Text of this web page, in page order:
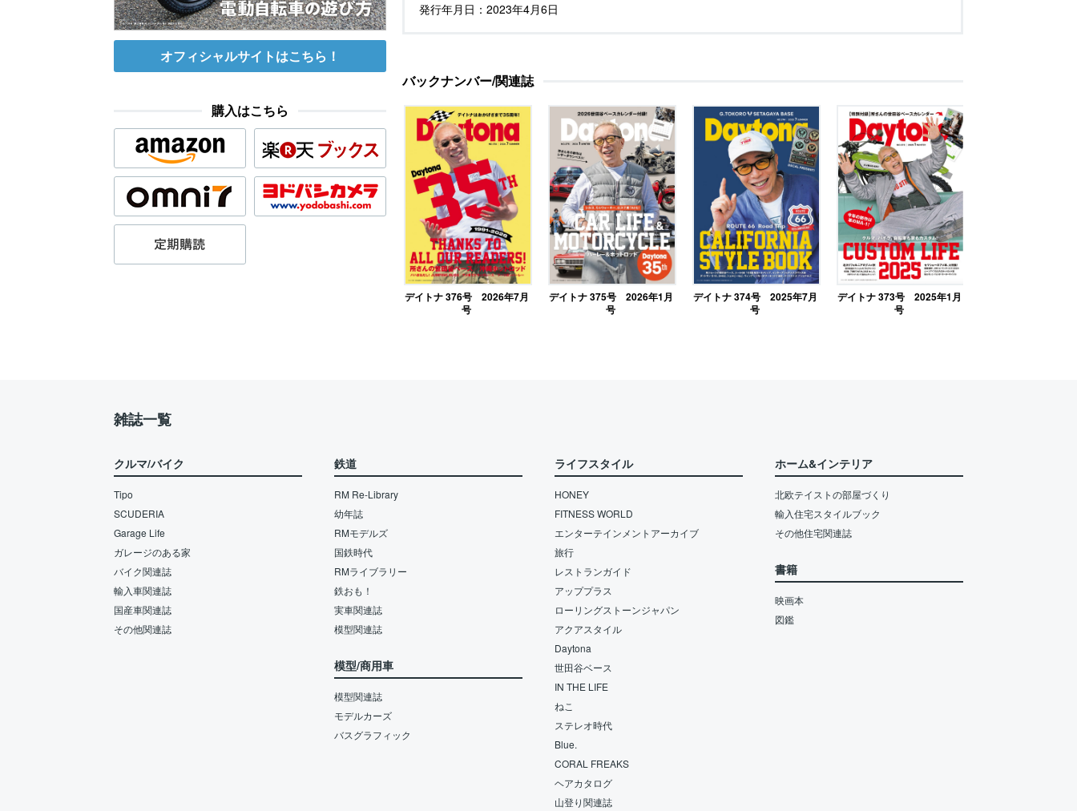
オフィシャルサイトはこちら！
購入はこちら
発行年月日： 2023年4月6日
バックナンバー/関連誌
デイトナ 376号 2026年7月
号
デイトナ 375号 2026年1月
号
デイトナ 374号 2025年7月
号
デイトナ 373号 2025年1月
号
雑誌一覧
クルマ/バイク
Tipo
SCUDERIA
Garage Life
ガレージのある家
バイク関連誌
輸入車関連誌
国産車関連誌
その他関連誌
鉄道
RM Re-Library
幼年誌
RMモデルズ
国鉄時代
RMライブラリー
鉄おも！
実車関連誌
模型関連誌
模型/商用車
模型関連誌
モデルカーズ
バスグラフィック
ライフスタイル
HONEY
FITNESS WORLD
エンターテインメントアーカイブ
旅行
レストランガイド
アッププラス
ローリングストーンジャパン
アクアスタイル
Daytona
世田谷ベース
IN THE LIFE
ねこ
ステレオ時代
Blue.
CORAL FREAKS
ヘアカタログ
山登り関連誌
ホーム&インテリア
北欧テイストの部屋づくり
輸入住宅スタイルブック
その他住宅関連誌
書籍
映画本
図鑑